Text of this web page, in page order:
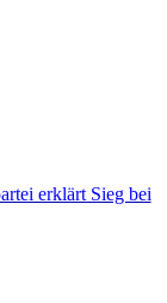
erklärt Sieg bei